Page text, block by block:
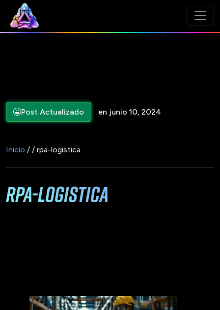
Post Actualizado en junio 10, 2024
Inicio / / rpa-logistica
rpa-logistica